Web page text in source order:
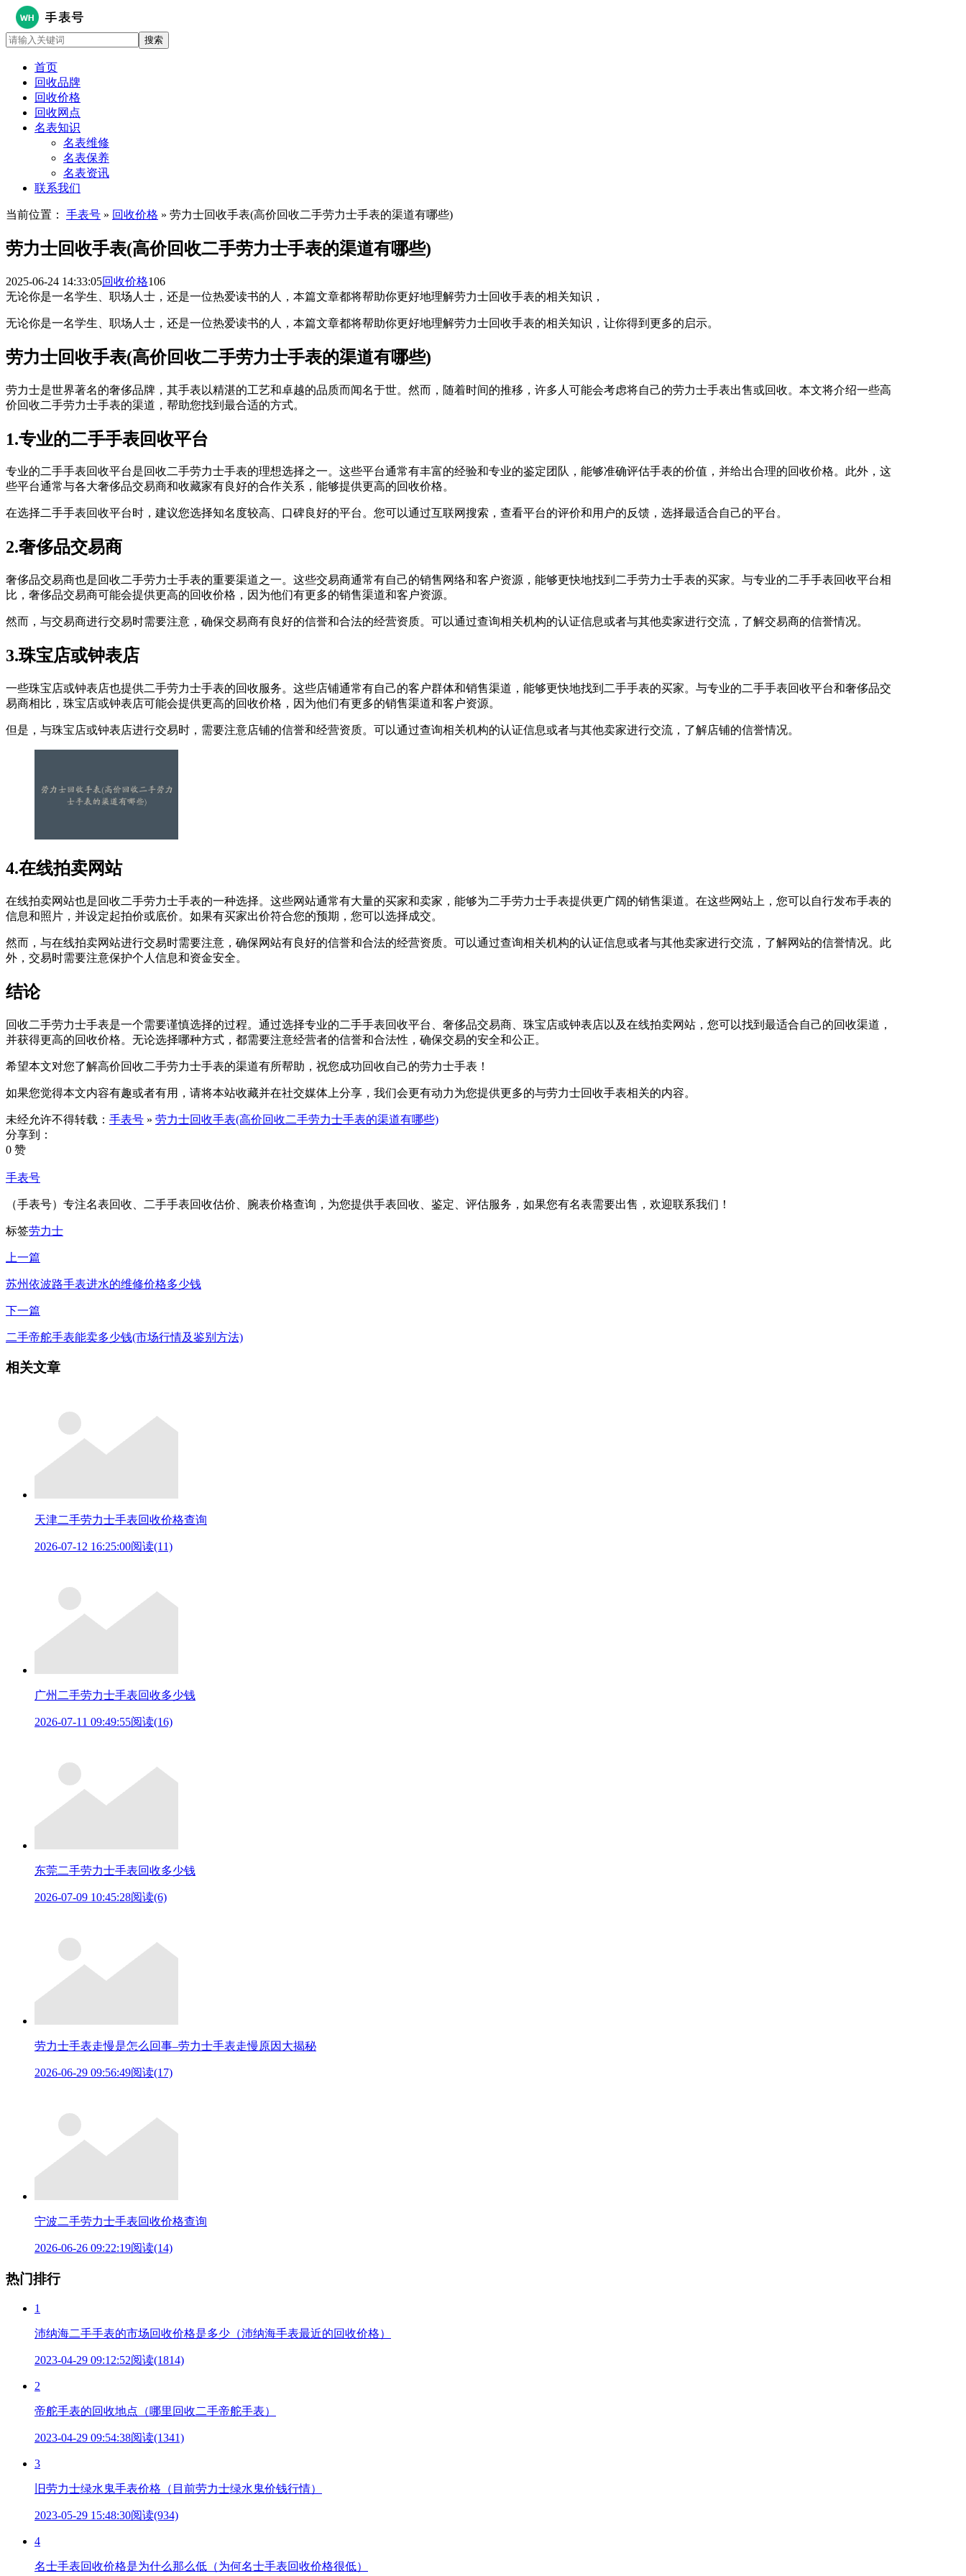
首页
回收品牌
回收价格
回收网点
名表知识
名表维修
名表保养
名表资讯
联系我们
当前位置： 手表号 » 回收价格 » 劳力士回收手表(高价回收二手劳力士手表的渠道有哪些)
劳力士回收手表(高价回收二手劳力士手表的渠道有哪些)
2025-06-24 14:33:05回收价格106
无论你是一名学生、职场人士，还是一位热爱读书的人，本篇文章都将帮助你更好地理解劳力士回收手表的相关知识，
无论你是一名学生、职场人士，还是一位热爱读书的人，本篇文章都将帮助你更好地理解劳力士回收手表的相关知识，让你得到更多的启示。
劳力士回收手表(高价回收二手劳力士手表的渠道有哪些)
劳力士是世界著名的奢侈品牌，其手表以精湛的工艺和卓越的品质而闻名于世。然而，随着时间的推移，许多人可能会考虑将自己的劳力士手表出售或回收。本文将介绍一些高
价回收二手劳力士手表的渠道，帮助您找到最合适的方式。
1.专业的二手手表回收平台
专业的二手手表回收平台是回收二手劳力士手表的理想选择之一。这些平台通常有丰富的经验和专业的鉴定团队，能够准确评估手表的价值，并给出合理的回收价格。此外，这
些平台通常与各大奢侈品交易商和收藏家有良好的合作关系，能够提供更高的回收价格。
在选择二手手表回收平台时，建议您选择知名度较高、口碑良好的平台。您可以通过互联网搜索，查看平台的评价和用户的反馈，选择最适合自己的平台。
2.奢侈品交易商
奢侈品交易商也是回收二手劳力士手表的重要渠道之一。这些交易商通常有自己的销售网络和客户资源，能够更快地找到二手劳力士手表的买家。与专业的二手手表回收平台相
比，奢侈品交易商可能会提供更高的回收价格，因为他们有更多的销售渠道和客户资源。
然而，与交易商进行交易时需要注意，确保交易商有良好的信誉和合法的经营资质。可以通过查询相关机构的认证信息或者与其他卖家进行交流，了解交易商的信誉情况。
3.珠宝店或钟表店
一些珠宝店或钟表店也提供二手劳力士手表的回收服务。这些店铺通常有自己的客户群体和销售渠道，能够更快地找到二手手表的买家。与专业的二手手表回收平台和奢侈品交
易商相比，珠宝店或钟表店可能会提供更高的回收价格，因为他们有更多的销售渠道和客户资源。
但是，与珠宝店或钟表店进行交易时，需要注意店铺的信誉和经营资质。可以通过查询相关机构的认证信息或者与其他卖家进行交流，了解店铺的信誉情况。
4.在线拍卖网站
在线拍卖网站也是回收二手劳力士手表的一种选择。这些网站通常有大量的买家和卖家，能够为二手劳力士手表提供更广阔的销售渠道。在这些网站上，您可以自行发布手表的
信息和照片，并设定起拍价或底价。如果有买家出价符合您的预期，您可以选择成交。
然而，与在线拍卖网站进行交易时需要注意，确保网站有良好的信誉和合法的经营资质。可以通过查询相关机构的认证信息或者与其他卖家进行交流，了解网站的信誉情况。此
外，交易时需要注意保护个人信息和资金安全。
结论
回收二手劳力士手表是一个需要谨慎选择的过程。通过选择专业的二手手表回收平台、奢侈品交易商、珠宝店或钟表店以及在线拍卖网站，您可以找到最适合自己的回收渠道，
并获得更高的回收价格。无论选择哪种方式，都需要注意经营者的信誉和合法性，确保交易的安全和公正。
希望本文对您了解高价回收二手劳力士手表的渠道有所帮助，祝您成功回收自己的劳力士手表！
如果您觉得本文内容有趣或者有用，请将本站收藏并在社交媒体上分享，我们会更有动力为您提供更多的与劳力士回收手表相关的内容。
未经允许不得转载： 手表号 » 劳力士回收手表(高价回收二手劳力士手表的渠道有哪些)
分享到：
0 赞
手表号
（手表号）专注名表回收、二手手表回收估价、腕表价格查询，为您提供手表回收、鉴定、评估服务，如果您有名表需要出售，欢迎联系我们！
标签劳力士
上一篇
苏州依波路手表进水的维修价格多少钱
下一篇
二手帝舵手表能卖多少钱(市场行情及鉴别方法)
相关文章
天津二手劳力士手表回收价格查询
2026-07-12 16:25:00阅读(11)
广州二手劳力士手表回收多少钱
2026-07-11 09:49:55阅读(16)
东莞二手劳力士手表回收多少钱
2026-07-09 10:45:28阅读(6)
劳力士手表走慢是怎么回事–劳力士手表走慢原因大揭秘
2026-06-29 09:56:49阅读(17)
宁波二手劳力士手表回收价格查询
2026-06-26 09:22:19阅读(14)
热门排行
1
沛纳海二手手表的市场回收价格是多少（沛纳海手表最近的回收价格）
2023-04-29 09:12:52阅读(1814)
2
帝舵手表的回收地点（哪里回收二手帝舵手表）
2023-04-29 09:54:38阅读(1341)
3
旧劳力士绿水鬼手表价格（目前劳力士绿水鬼价钱行情）
2023-05-29 15:48:30阅读(934)
4
名士手表回收价格是为什么那么低（为何名士手表回收价格很低）